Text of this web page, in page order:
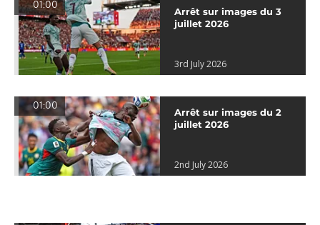
01:00
Arrêt sur images du 3
juillet 2026
3rd July 2026
01:00
Arrêt sur images du 2
juillet 2026
2nd July 2026